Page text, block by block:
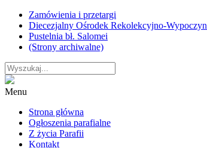
Skip
content
Zamówienia i przetargi
Diecezjalny Ośrodek Rekolekcyjno-
Pustelnia bł. Salomei
(Strony archiwalne)
Menu
Strona główna
Ogłoszenia parafialne
Z życia Parafii
Kontakt